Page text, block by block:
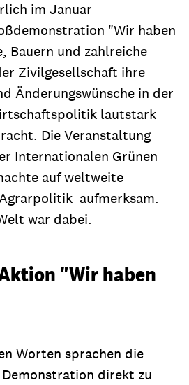
im Januar
"Wir haben
Bauern und zahlreiche
Zivilgesellschaft ihre
Änderungswünsche in der
lautstark
Die Veranstaltung
Internationalen Grünen
auf weltweite
aufmerksam.
war dabei.
"Wir haben
Worten sprachen die
direkt zu